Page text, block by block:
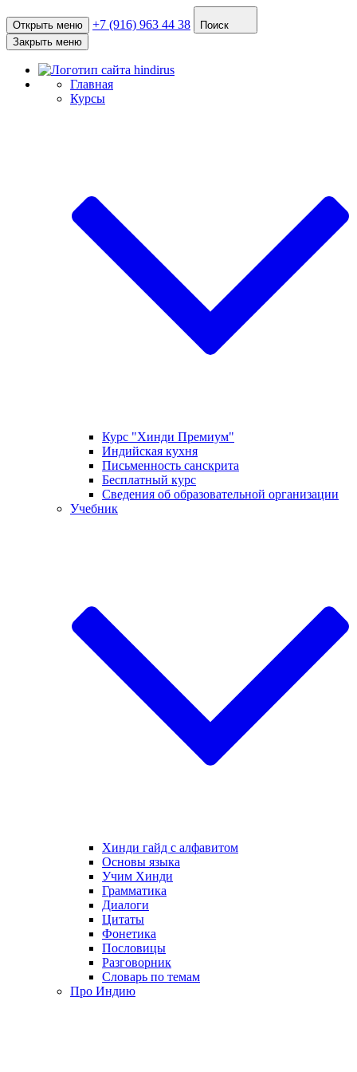
Открыть меню +7 (916) 963 44 38
Поиск
Закрыть меню
Главная
Курсы
Курс "Хинди Премиум"
Индийская кухня
Письменность санскрита
Бесплатный курс
Сведения об образовательной организации
Учебник
Хинди гайд с алфавитом
Основы языка
Учим Хинди
Грамматика
Диалоги
Цитаты
Фонетика
Пословицы
Разговорник
Словарь по темам
Про Индию